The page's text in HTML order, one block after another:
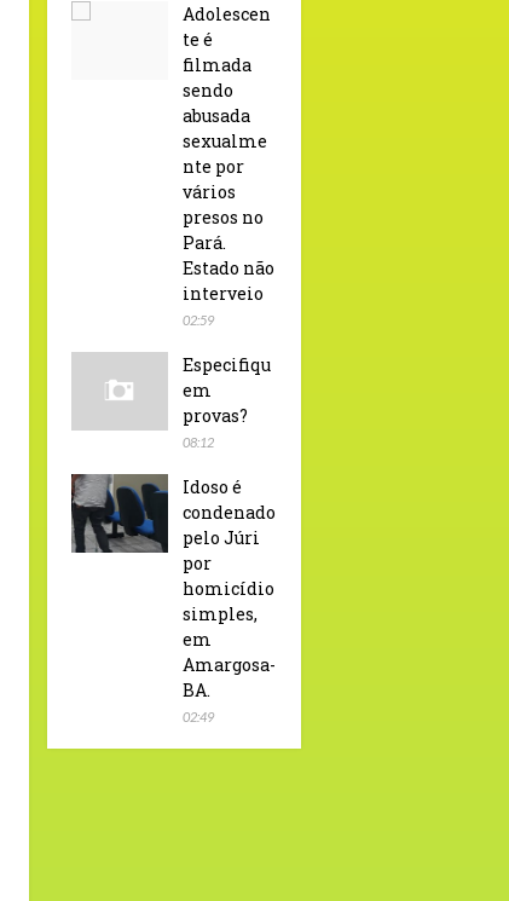
Adolescen
te é
filmada
sendo
abusada
sexualme
nte por
vários
presos no
Pará.
Estado não
interveio
02:59
Especifiqu
em
provas?
08:12
Idoso é
condenado
pelo Júri
por
homicídio
simples,
em
Amargosa-
BA.
02:49